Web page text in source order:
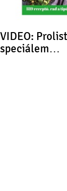
VIDEO:
speciálem…